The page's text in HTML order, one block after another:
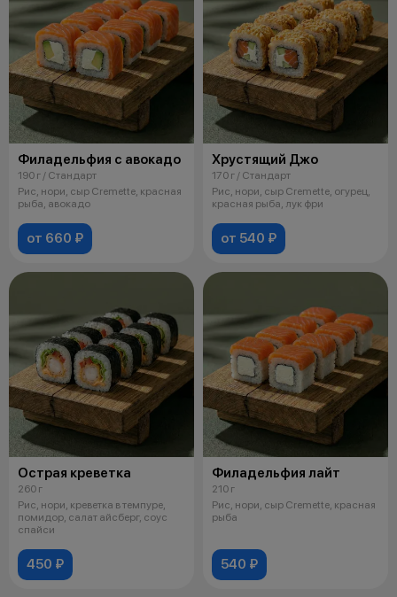
Филадельфия с авокадо
190 г / Стандарт
Рис, нори, сыр Cremette, красная
рыба, авокадо
от 660 ₽
Хрустящий Джо
170 г / Стандарт
Рис, нори, сыр Cremette, огурец,
красная рыба, лук фри
от 540 ₽
Острая креветка
260 г
Рис, нори, креветка в темпуре,
помидор, салат айсберг, соус
спайси
450 ₽
Филадельфия лайт
210 г
Рис, нори, сыр Cremette, красная
рыба
540 ₽